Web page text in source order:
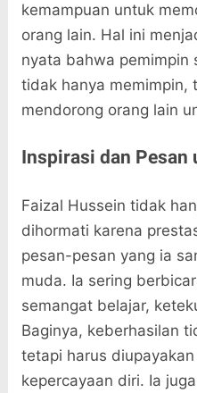
kemampuan untuk
orang lain. Hal ini
nyata bahwa pemimpin
tidak hanya memimpin,
mendorong orang lain
Inspirasi dan Pesan
Faizal Hussein tidak
dihormati karena
pesan-pesan yang ia
muda. Ia sering
semangat belajar,
Baginya, keberhasilan
tetapi harus
kepercayaan diri. Ia